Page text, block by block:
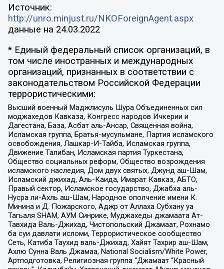
Источник:
http://unro.minjust.ru/NKOForeignAgent.aspx
данные на 24.03.2022
* Единый федеральный список организаций, в
том числе иностранных и международных
организаций, признанных в соответствии с
законодательством Российской Федерации
террористическими:
Высший военный Маджлисуль Шура Объединенных сил
моджахедов Кавказа, Конгресс народов Ичкерии и
Дагестана, База, Асбат аль-Ансар, Священная война,
Исламская группа, Братья-мусульмане, Партия исламского
освобождения, Лашкар-И-Тайба, Исламская группа,
Движение Талибан, Исламская партия Туркестана,
Общество социальных реформ, Общество возрождения
исламского наследия, Дом двух святых, Джунд аш-Шам,
Исламский джихад, Аль-Каида, Имарат Кавказ, АБТО,
Правый сектор, Исламское государство, Джабха аль-
Нусра ли-Ахль аш-Шам, Народное ополчение имени К.
Минина и Д. Пожарского, Аджр от Аллаха Субхану уа
Тагьаля SHAM, АУМ Синрике, Муджахеды джамаата Ат-
Тавхида Валь-Джихад, Чистопольский Джамаат, Рохнамо
ба суи давлати исломи, Террористическое сообщество
Сеть, Катиба Таухид валь-Джихад, Хайят Тахрир аш-Шам,
Ахлю Сунна Валь Джамаа, National Socialism/White Power,
Артподготовка, Религиозная группа “Джамаат “Красный